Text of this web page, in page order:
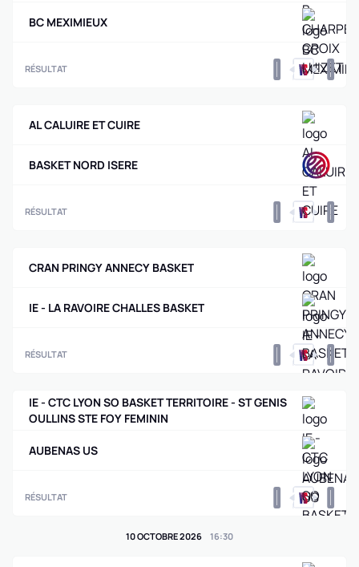
BC MEXIMIEUX
RÉSULTAT 0 0
AL CALUIRE ET CUIRE
BASKET NORD ISERE
RÉSULTAT 0 0
CRAN PRINGY ANNECY BASKET
IE - LA RAVOIRE CHALLES BASKET
RÉSULTAT 0 0
IE - CTC LYON SO BASKET TERRITOIRE - ST GENIS
OULLINS STE FOY FEMININ
AUBENAS US
RÉSULTAT 0 0
10 OCTOBRE 2026 16:30